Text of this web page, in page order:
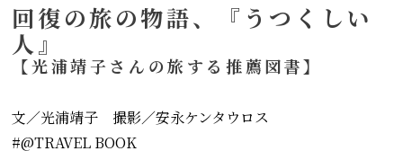
回復の旅の物語、『うつくしい
人』
【光浦靖子さんの旅する推薦図書】
文／光浦靖子 撮影／安永ケンタウロス
@TRAVEL BOOK